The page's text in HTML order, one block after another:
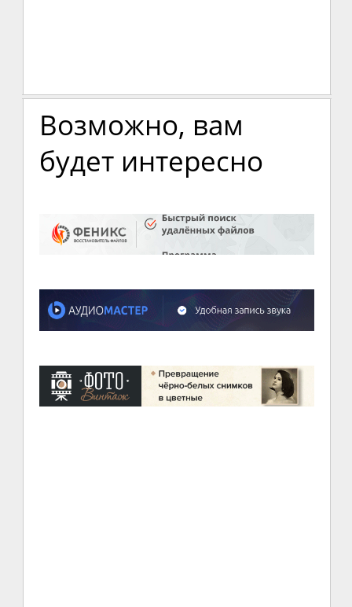
Возможно, вам
будет интересно